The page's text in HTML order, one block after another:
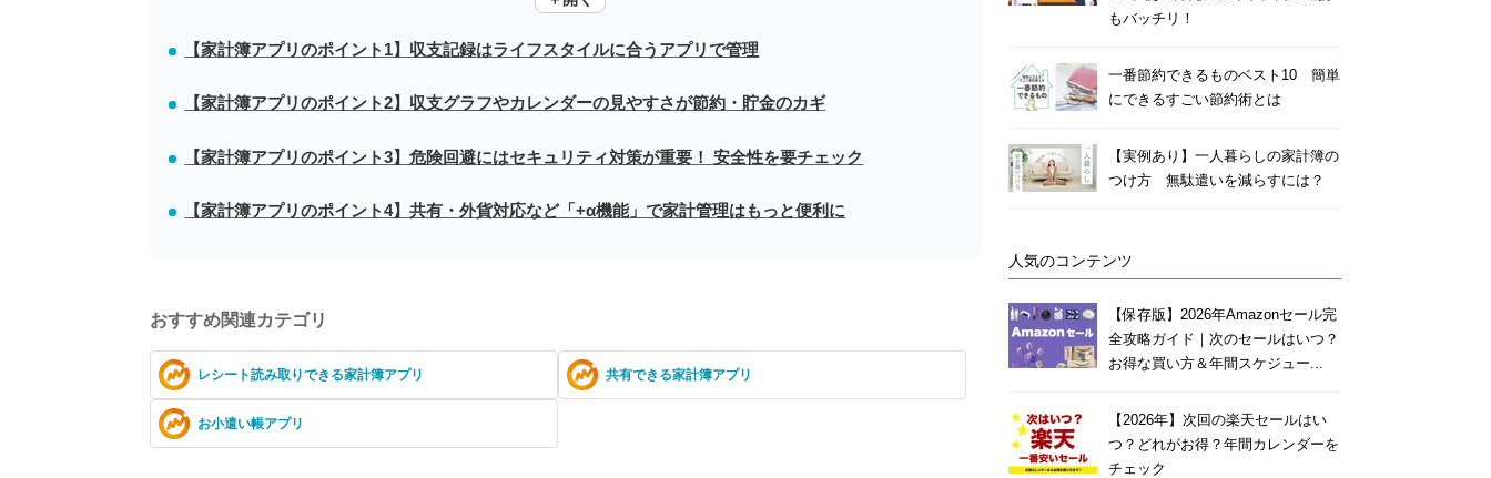
【家計簿アプリのポイント1】収支記録はライフスタイルに合うアプリで管理
【家計簿アプリのポイント2】収支グラフやカレンダーの見やすさが節約・貯金のカギ
【家計簿アプリのポイント3】危険回避にはセキュリティ対策が重要！ 安全性を要チェック
【家計簿アプリのポイント4】共有・外貨対応など「+α機能」で家計管理はもっと便利に
おすすめ関連カテゴリ
レシート読み取りできる家計簿アプリ 共有できる家計簿アプリ
お小遣い帳アプリ
もバッチリ！
一番節約できるものベスト10 簡単
にできるすごい節約術とは
【実例あり】一人暮らしの家計簿の
つけ方 無駄遣いを減らすには？
人気のコンテンツ
【保存版】2026年Amazonセール完
全攻略ガイド｜次のセールはいつ？
お得な買い方＆年間スケジュー...
【2026年】次回の楽天セールはい
つ？どれがお得？年間カレンダーを
チェック